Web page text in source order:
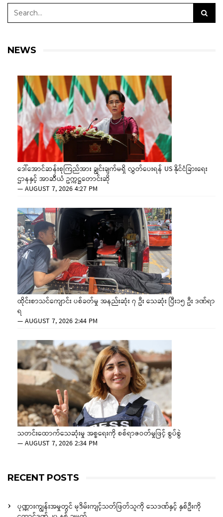
NEWS
ဒေါ်အောင်ဆန်းစုကြည်အား ချွင်းချက်မရှိ လွှတ်ပေးရန် US နိုင်ငံခြားရေး
ဌာနနှင့် အာဆီယံ ဥက္ကဋ္ဌတောင်းဆို
—AUGUST 7, 2026 4:27 PM
ထိုင်းစာသင်ကျောင်း ပစ်ခတ်မှု အနည်းဆုံး ၇ ဦး သေဆုံး ပြီး၁၅ ဦး ဒဏ်ရာ
ရ
—AUGUST 7, 2026 2:44 PM
သတင်းထောက်သေဆုံးမှု အစ္စရေးကို စစ်ရာဇဝတ်မှုဖြင့် စွပ်စွဲ
—AUGUST 7, 2026 2:34 PM
RECENT POSTS
ပုဏ္ဏားကျွန်းအမှုတွင် မုဒိမ်းကျင့်သတ်ဖြတ်သူကို သေဒဏ်နှင့် နှစ်ဦးကို